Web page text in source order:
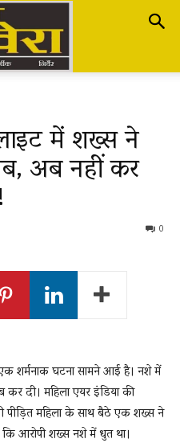
में शख्स ने
अब नहीं कर
0
शर्मनाक घटना सामने आई है। नशे में
कर दी। महिला एयर इंडिया की
पीड़ित महिला के साथ बैठे एक शख्स ने
कि आरोपी शख्स नशे में धुत था।